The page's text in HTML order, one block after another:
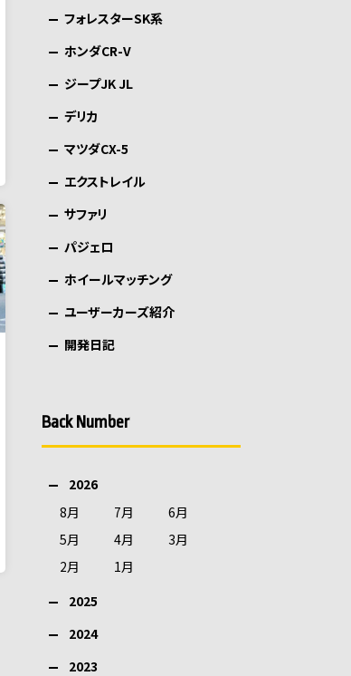
フォレスターSK系
ホンダCR-V
ジープJK JL
デリカ
マツダCX-5
エクストレイル
サファリ
パジェロ
ホイールマッチング
ユーザーカーズ紹介
開発日記
Back Number
2026
8月
7月
6月
5月
4月
3月
2月
1月
2025
2024
2023